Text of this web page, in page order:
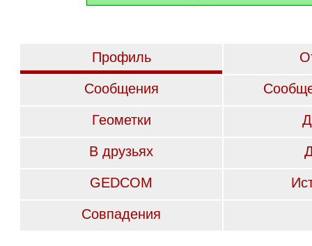
Профиль
Сообщения
Геометки
В друзьях
GEDCOM
Совпадения